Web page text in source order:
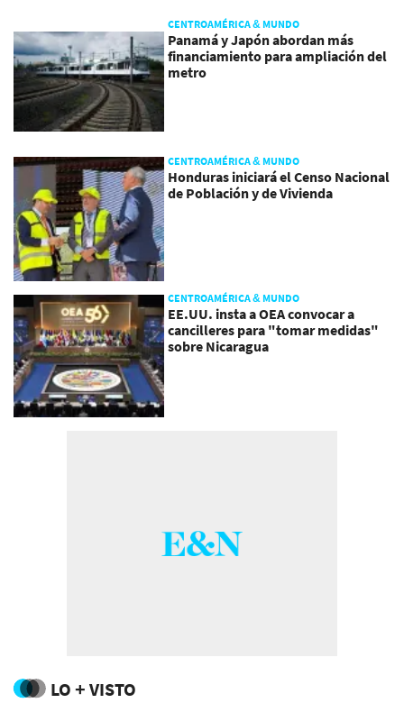
CENTROAMÉRICA & MUNDO
Panamá y Japón abordan más
financiamiento para ampliación del
metro
CENTROAMÉRICA & MUNDO
Honduras iniciará el Censo Nacional
de Población y de Vivienda
CENTROAMÉRICA & MUNDO
EE.UU. insta a OEA convocar a
cancilleres para "tomar medidas"
sobre Nicaragua
LO + VISTO